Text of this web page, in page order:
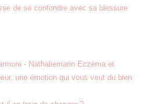
de se confondre avec sa blessure
- Nathaliemarin Eczéma et
une émotion qui vous veut du bien